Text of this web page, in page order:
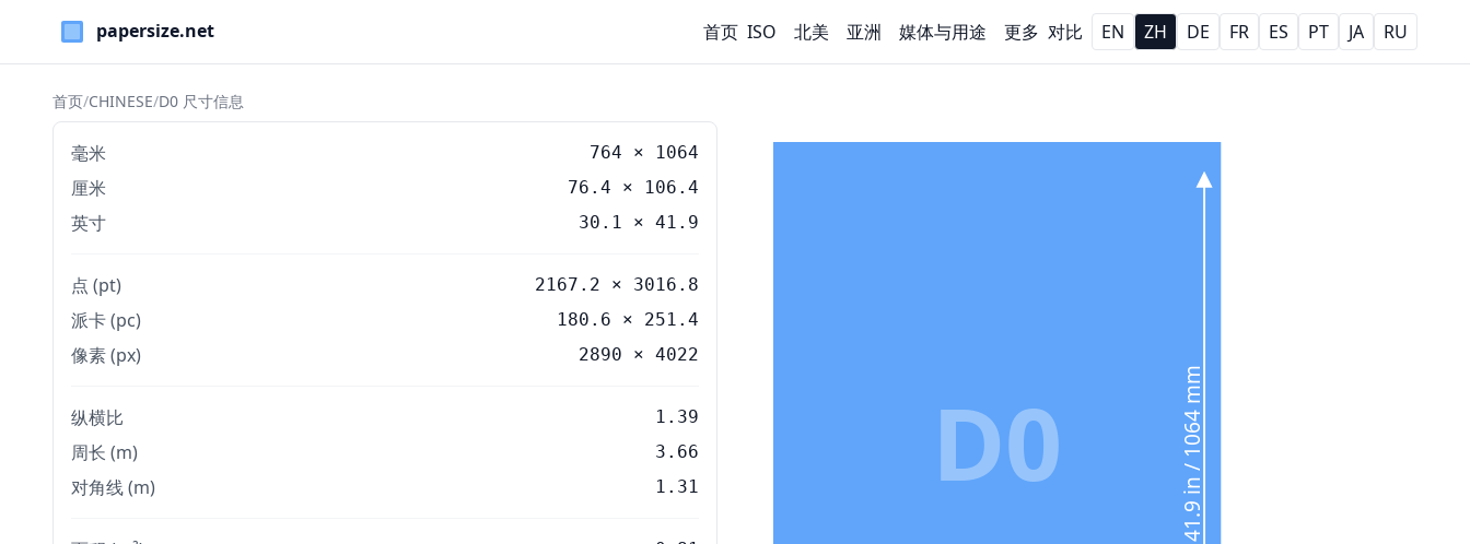
Paper Sizes 首页 ISO 北美 亚洲 媒体与用途 更多 对比 EN ZH DE FR ES PT JA RU
首页/CHINESE/D0 尺寸信息
毫米 764 × 1064
厘米 76.4 × 106.4
英寸 30.1 × 41.9
点 (pt) 2167.2 × 3016.8
派卡 (pc) 180.6 × 251.4
像素 (px) 2890 × 4022
纵横比 1.39
周长 (m) 3.66
对角线 (m) 1.31 41.9 in / 1064 mm
D0